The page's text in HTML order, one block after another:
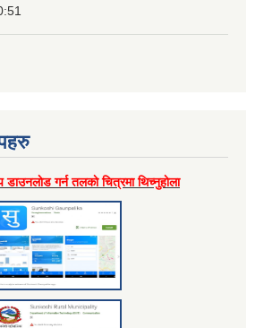
डाउनलाेड गर्न तलकाे चित्रमा थिच्नुहाेला